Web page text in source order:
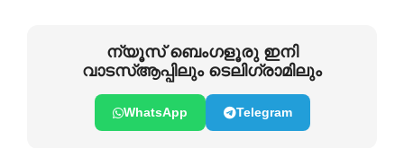
ന്യൂസ് ബെംഗളൂരു ഇനി
വാടസ്ആപ്പിലും ടെലിഗ്രാമിലും
WhatsApp Telegram